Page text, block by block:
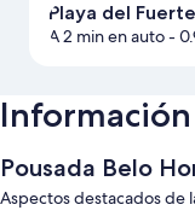
Playa del
A 2 min en auto-
Pousada Belo
Aspectos destacados de